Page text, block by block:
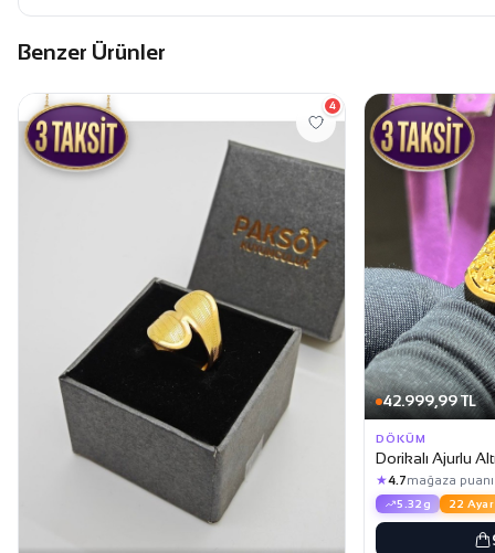
Benzer Ürünler
4
42.999,99 TL
DÖKÜM
Dorikalı Ajurlu
★4.7mağaza puanı
5.32g 22 Ayar